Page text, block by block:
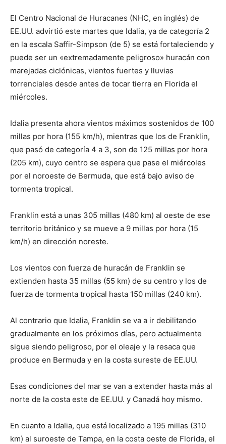
El Centro Nacional de Huracanes (NHC, en inglés) de
EE.UU. advirtió este martes que Idalia, ya de categoría 2
en la escala Saffir-Simpson (de 5) se está fortaleciendo y
puede ser un «extremadamente peligroso» huracán con
marejadas ciclónicas, vientos fuertes y lluvias
torrenciales desde antes de tocar tierra en Florida el
miércoles.
Idalia presenta ahora vientos máximos sostenidos de 100
millas por hora (155 km/h), mientras que los de Franklin,
que pasó de categoría 4 a 3, son de 125 millas por hora
(205 km), cuyo centro se espera que pase el miércoles
por el noroeste de Bermuda, que está bajo aviso de
tormenta tropical.
Franklin está a unas 305 millas (480 km) al oeste de ese
territorio británico y se mueve a 9 millas por hora (15
km/h) en dirección noreste.
Los vientos con fuerza de huracán de Franklin se
extienden hasta 35 millas (55 km) de su centro y los de
fuerza de tormenta tropical hasta 150 millas (240 km).
Al contrario que Idalia, Franklin se va a ir debilitando
gradualmente en los próximos días, pero actualmente
sigue siendo peligroso, por el oleaje y la resaca que
produce en Bermuda y en la costa sureste de EE.UU.
Esas condiciones del mar se van a extender hasta más al
norte de la costa este de EE.UU. y Canadá hoy mismo.
En cuanto a Idalia, que está localizado a 195 millas (310
km) al suroeste de Tampa, en la costa oeste de Florida, el